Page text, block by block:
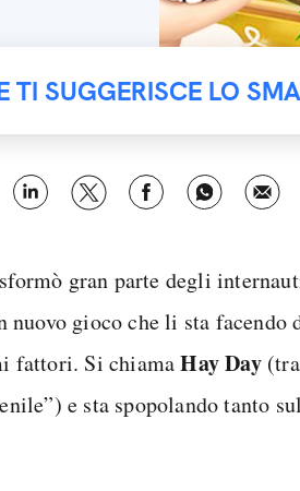
SUGGERISCE LO
gran parte degli
gioco che li sta facendo
fattori. Si chiamaHay Day
e sta spopolando tanto